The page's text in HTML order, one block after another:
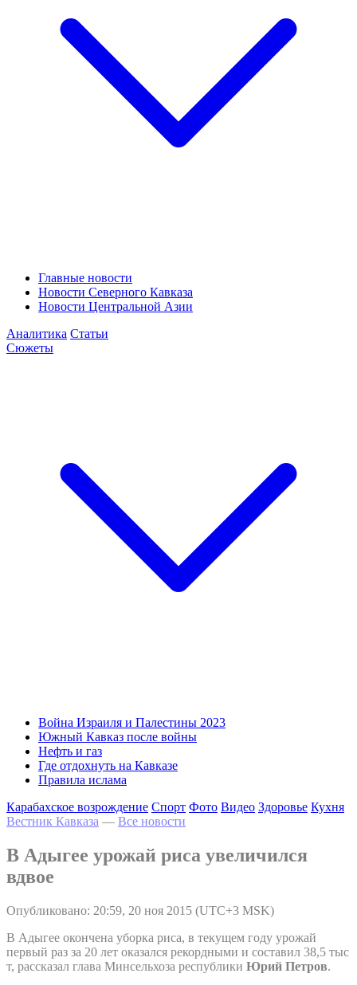
Главные новости
Новости Северного Кавказа
Новости Центральной Азии
Аналитика Статьи
Сюжеты
Война Израиля и Палестины 2023
Южный Кавказ после войны
Нефть и газ
Где отдохнуть на Кавказе
Правила ислама
Карабахское возрождение Спорт Фото Видео Здоровье Кухня
Вестник Кавказа — Все новости
В Адыгее урожай риса увеличился
вдвое
Опубликовано: 20:59, 20 ноя 2015 (UTC+3 MSK)
В Адыгее окончена уборка риса, в текущем году урожай
первый раз за 20 лет оказался рекордными и составил 38,5 тыс
т, рассказал глава Минсельхоза республики Юрий Петров.